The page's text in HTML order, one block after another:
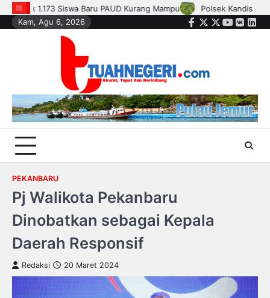
Skip
to
dan Petani Bersinergi, Jaga Jagung Tetap Tumbuh untuk Ketahanan
Kam, Agu 6, 2026
Facebook
Twitter
Instagram
Youtube
VK
PEKANBARU
Pj Walikota Pekanbaru
Dinobatkan sebagai Kepala
Daerah Responsif
Redaksi 20 Maret 2024